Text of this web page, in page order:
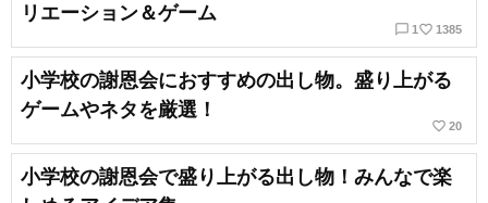
リエーション＆ゲーム
chat_bubble_outline 1 favorite_border 1385
小学校の謝恩会におすすめの出し物。盛り上がる
ゲームやネタを厳選！
favorite_border 20
小学校の謝恩会で盛り上がる出し物！みんなで楽